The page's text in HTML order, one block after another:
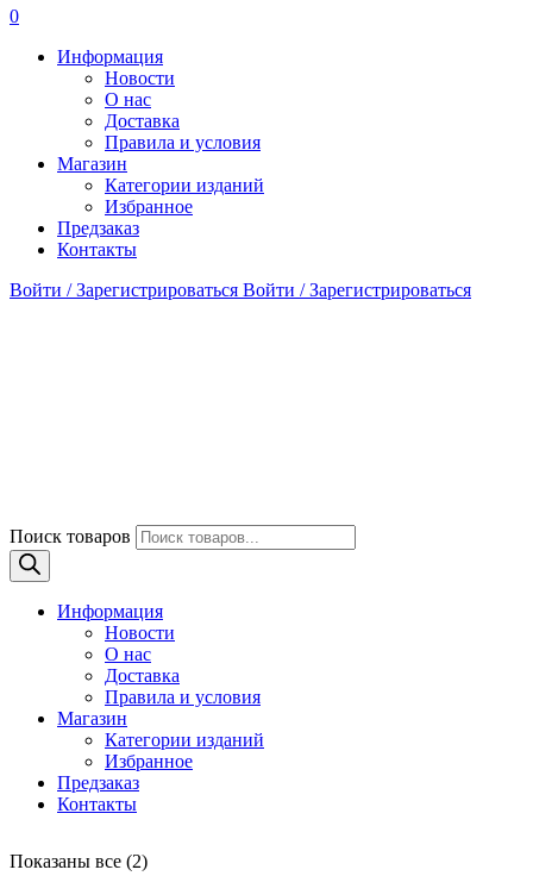
0
Информация
Новости
О нас
Доставка
Правила и условия
Магазин
Категории изданий
Избранное
Предзаказ
Контакты
Войти / Зарегистрироваться Войти / Зарегистрироваться
Поиск товаров
Информация
Новости
О нас
Доставка
Правила и условия
Магазин
Категории изданий
Избранное
Предзаказ
Контакты
Показаны все (2)